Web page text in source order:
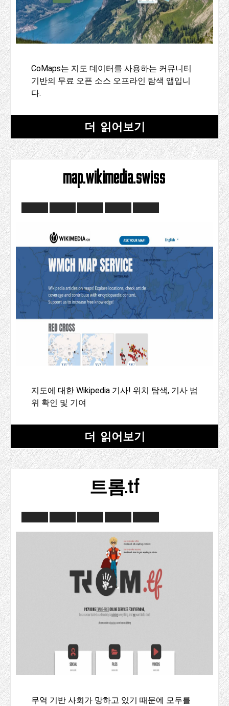
CoMaps는 지도 데이터를 사용하는 커뮤니티
기반의 무료 오픈 소스 오프라인 탐색 앱입니
다.
더 읽어보기
map.wikimedia.swiss
지도에 대한 Wikipedia 기사! 위치 탐색, 기사 범
위 확인 및 기여
더 읽어보기
트롬.tf
무역 기반 사회가 망하고 있기 때문에 모두를